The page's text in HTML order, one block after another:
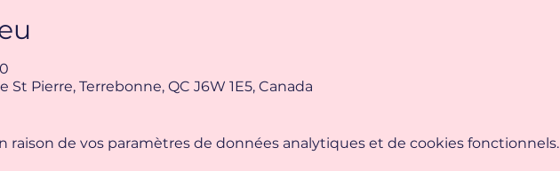
St Pierre, Terrebonne, QC J6W 1E5, Canada
raison de vos paramètres de données analytiques et de cookies fonctionnels.